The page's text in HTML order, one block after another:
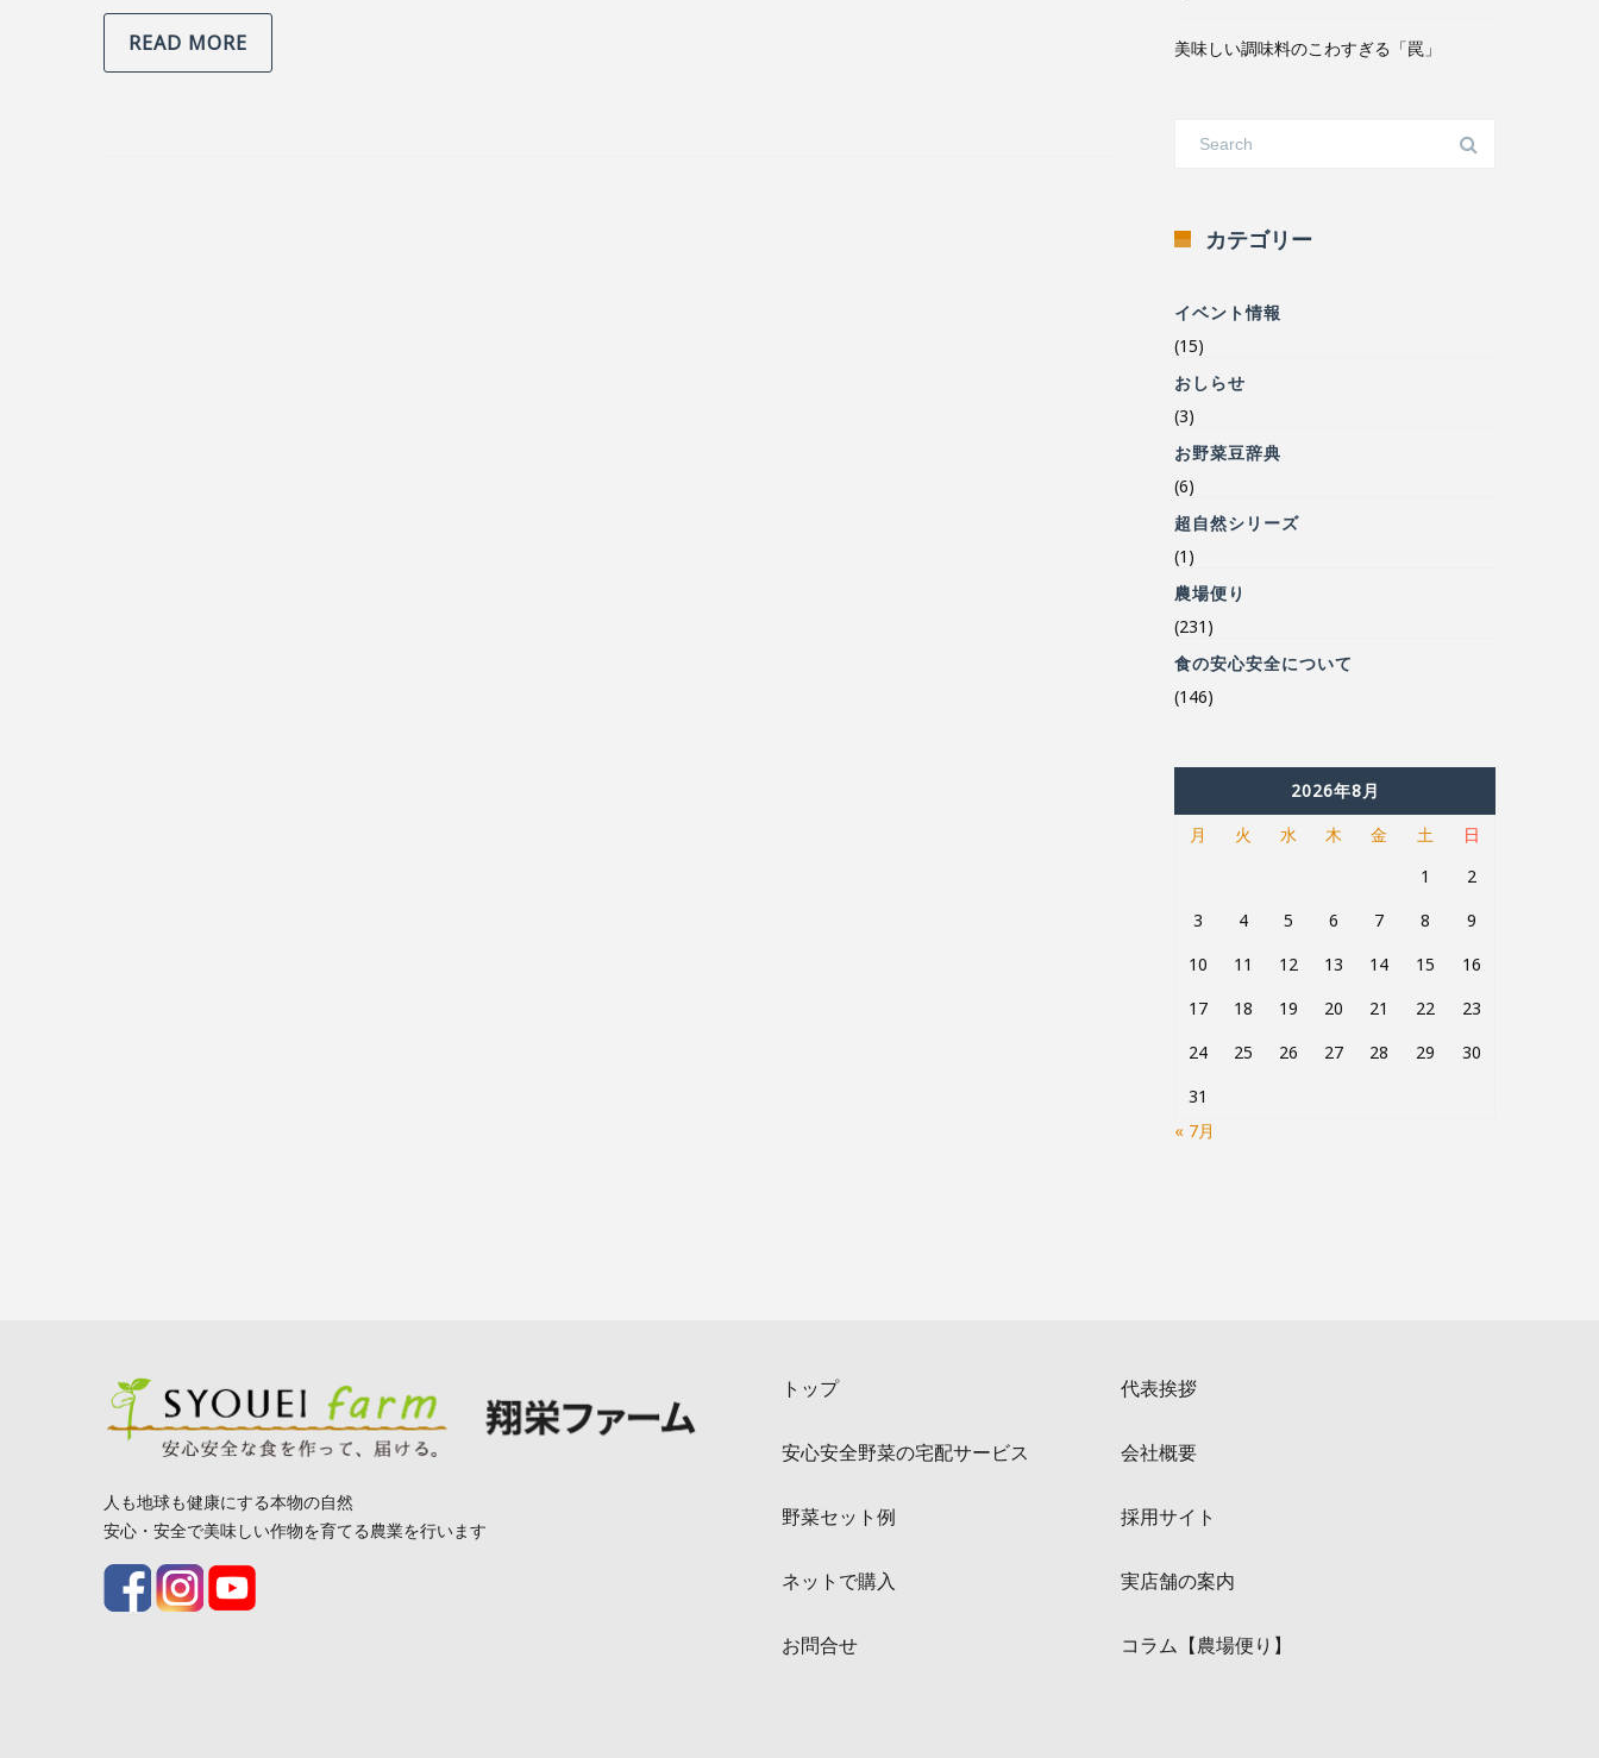
READ MORE 美味しい調味料のこわすぎる「罠」
カテゴリー
イベント情報
(15)
おしらせ
(3)
お野菜豆辞典
(6)
超自然シリーズ
(1)
農場便り
(231)
食の安心安全について
(146)
2026年8月
月
火 水 木 金 土
日
1
2
3
4 5 6 7 8
9
10
11 12 13 14 15
16
17
18 19 20 21 22
23
24
25 26 27 28 29
30
31
« 7月
人も地球も健康にする本物の自然
安心・安全で美味しい作物を育てる農業を行います
トップ 代表挨拶
安心安全野菜の宅配サービス 会社概要
野菜セット例 採用サイト
ネットで購入 実店舗の案内
お問合せ コラム【農場便り】